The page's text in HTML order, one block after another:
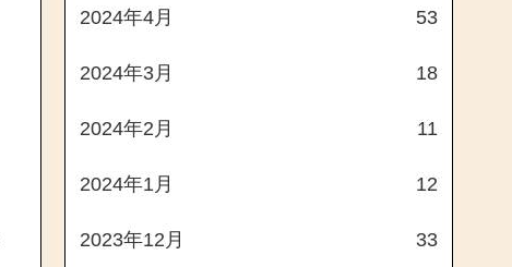
2024年4月 53
2024年3月 18
2024年2月 11
2024年1月 12
2023年12月 33